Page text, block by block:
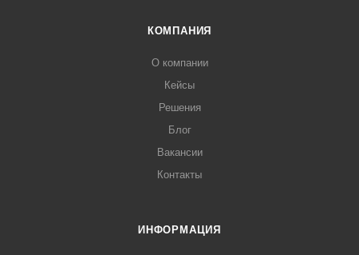
КОМПАНИЯ
О компании
Кейсы
Решения
Блог
Вакансии
Контакты
ИНФОРМАЦИЯ